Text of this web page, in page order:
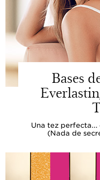
Bases
Una tez perfecta...
(Nada de